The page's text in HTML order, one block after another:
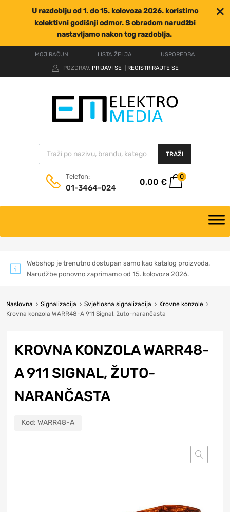
U razdoblju od 1. do 15. kolovoza 2026. koristimo
kolektivni godišnji odmor. S obradom narudžbi
nastavljamo nakon tog razdoblja.
MOJ RAČUN LISTA ŽELJA
USPOREDBA
POZDRAV. PRIJAVI SE REGISTRIRAJTE SE
TRAŽI
Telefon:
01-3464-024
0,00 €
0
Webshop je trenutno dostupan samo kao katalog proizvoda.
Narudžbe ponovno zaprimamo od 15. kolovoza 2026.
Naslovna Signalizacija Svjetlosna signalizacija
Krovne konzole
Krovna konzola WARR48-A 911 Signal, žuto-narančasta
KROVNA KONZOLA WARR48-
A 911 SIGNAL, ŽUTO-
NARANČASTA
Kod: WARR48-A